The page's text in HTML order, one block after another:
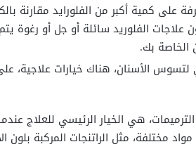
على كمية أكبر من الفلورايد مقارنة
الفلوريد سائلة أو جل أو رغوة
الخاصة بك.
الأسنان، هناك خيارات علاجية،
هي الخيار الرئيسي للعلاج
مختلفة، مثل الراتنجات المركبة بلون